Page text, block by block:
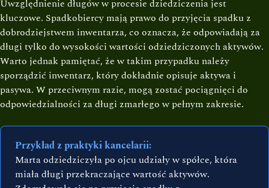
Uwzględnienie długów w procesie dziedziczenia jest
kluczowe. Spadkobiercy mają prawo do przyjęcia spadku z
dobrodziejstwem inwentarza, co oznacza, że odpowiadają za
długi tylko do wysokości wartości odziedziczonych aktywów.
Warto jednak pamiętać, że w takim przypadku należy
sporządzić inwentarz, który dokładnie opisuje aktywa i
pasywa. W przeciwnym razie, mogą zostać pociągnięci do
odpowiedzialności za długi zmarłego w pełnym zakresie.
Przykład z praktyki kancelarii:
Marta odziedziczyła po ojcu udziały w spółce, która
miała długi przekraczające wartość aktywów.